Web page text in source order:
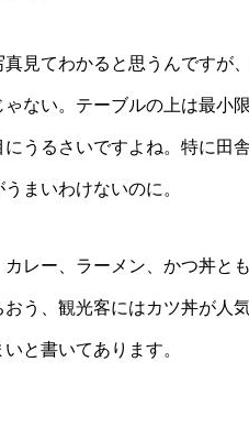
真見てわかると思うんですが
ゃない。テーブルの上は最小
にうるさいですよね。特に田
まいわけないのに。
カレー、ラーメン、かつ丼と
おう、観光客にはカツ丼が人
と書いてあります。